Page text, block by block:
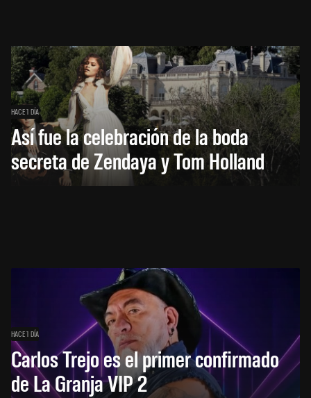
HACE 1 DÍA
Así fue la celebración de la boda
secreta de Zendaya y Tom Holland
HACE 1 DÍA
Carlos Trejo es el primer confirmado
de La Granja VIP 2